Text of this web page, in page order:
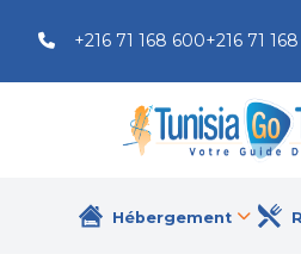
+216 71 168 600+216 71
Hébergement